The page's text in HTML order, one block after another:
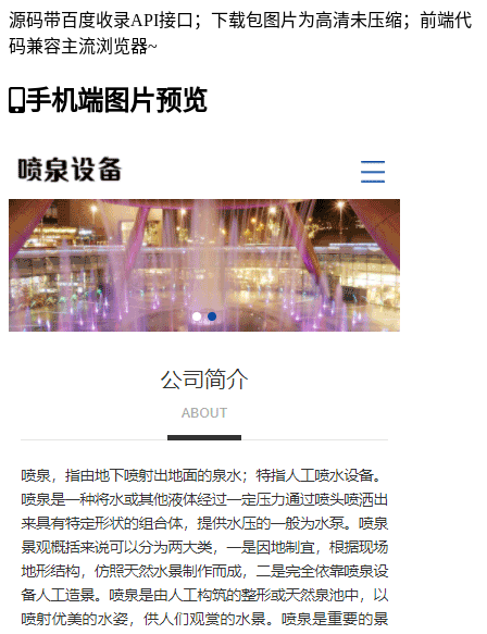
源码带百度收录API接口；下载包图片为高清未压缩；前端代
码兼容主流浏览器~
手机端图片预览